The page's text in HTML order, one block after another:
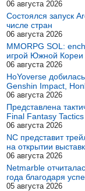
06 августа 2026
Состоялся запуск
числе стран
06 августа 2026
MMORPG SOL:
игрой Южной Кореи
06 августа 2026
HoYoverse
Genshin Impact,
06 августа 2026
Представлена
Final Fantasy
06 августа 2026
NC представит
на открытии
06 августа 2026
Netmarble
года благодаря
05 августа 2026